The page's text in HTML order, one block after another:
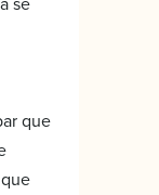
que